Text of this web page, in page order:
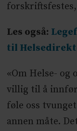
Les også:
til
«Om Helse- og
villig til å
føle oss
annen måte.